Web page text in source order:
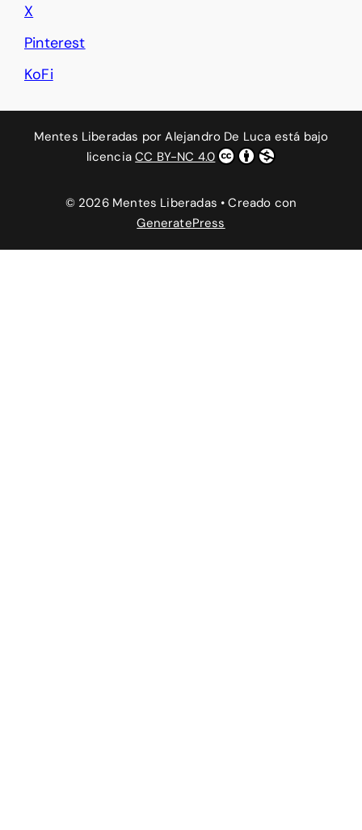
X
Pinterest
KoFi
Mentes Liberadas porAlejandro De Luca está bajo
licenciaCC BY-NC 4.0
© 2026 Mentes Liberadas • Creado con
GeneratePress